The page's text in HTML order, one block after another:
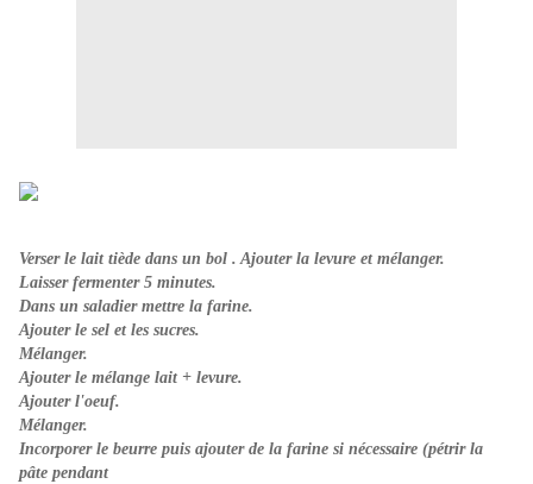
Verser le lait tiède dans un bol . Ajouter la levure et mélanger.
Laisser fermenter 5 minutes.
Dans un saladier mettre la farine.
Ajouter le sel et les sucres.
Mélanger.
Ajouter le mélange lait + levure.
Ajouter l'oeuf.
Mélanger.
Incorporer le beurre puis ajouter de la farine si nécessaire (pétrir la
pâte pendant